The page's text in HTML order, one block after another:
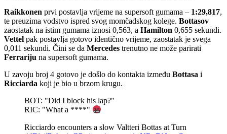
Raikkonen prvi postavlja vrijeme na supersoft gumama – 1:29,817,
te preuzima vodstvo ispred svog momčadskog kolege. Bottasov
zaostatak na istim gumama iznosi 0,563, a Hamilton 0,655 sekundi.
Vettel pak postavlja gotovo identično vrijeme, zaostatak je svega
0,011 sekundi. Čini se da Mercedes trenutno ne može parirati
Ferrariju na supersoft gumama.
U zavoju broj 4 gotovo je došlo do kontakta između Bottasa i
Ricciarda koji je bio u brzom krugu.
BOT: "Did I block his lap?"
RIC: "What a ****"
Ricciardo encounters a slow Valtteri Bottas at Turn